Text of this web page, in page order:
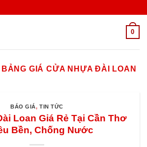
0
BẢNG GIÁ CỬA NHỰA ĐÀI LOAN
BÁO GIÁ,TIN TỨC
Loan Giá Rẻ Tại Cần Thơ
Bền, Chống Nước